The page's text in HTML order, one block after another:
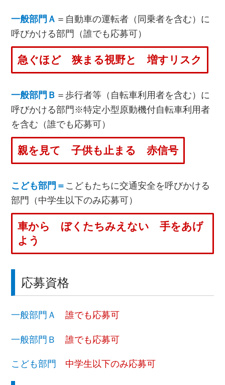
一般部門Ａ ＝自動車の運転者（同乗者を含む）に
呼びかける部門（誰でも応募可）
急ぐほど 狭まる視野と 増すリスク
一般部門Ｂ ＝歩行者等（自転車利用者を含む）に
呼びかける部門※特定小型原動機付自転車利用者
を含む（誰でも応募可）
親を見て 子供も止まる 赤信号
こども部門＝ こどもたちに交通安全を呼びかける
部門（中学生以下のみ応募可）
車から ぼくたちみえない 手をあげ
よう
応募資格
一般部門Ａ 誰でも応募可
一般部門Ｂ 誰でも応募可
こども部門 中学生以下のみ応募可